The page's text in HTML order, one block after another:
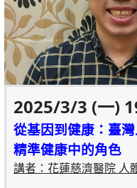
2025/3/3 (一)
從基因到健康：臺
精準健康中的角色
講者：花蓮慈濟醫院 人